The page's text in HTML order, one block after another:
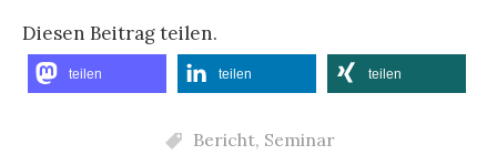
Diesen Beitrag teilen.
teilen teilen teilen
Bericht, Seminar